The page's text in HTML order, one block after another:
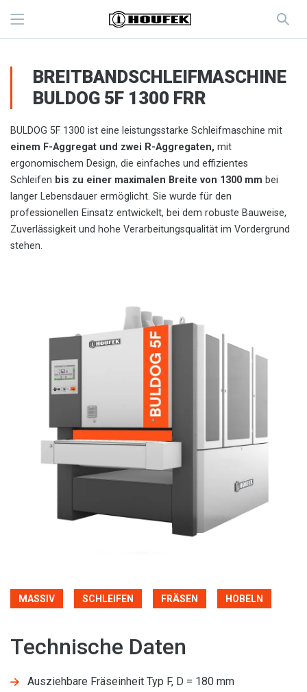
BREITBANDSCHLEIFMASCHINE
BULDOG 5F 1300 FRR
BULDOG 5F 1300 ist eine leistungsstarke Schleifmaschine mit
einem F-Aggregat und zwei R-Aggregaten, mit
ergonomischem Design, die einfaches und effizientes
Schleifen bis zu einer maximalen Breite von 1300 mm bei
langer Lebensdauer ermöglicht. Sie wurde für den
professionellen Einsatz entwickelt, bei dem robuste Bauweise,
Zuverlässigkeit und hohe Verarbeitungsqualität im Vordergrund
stehen.
MASSIV SCHLEIFEN FRÄSEN HOBELN
Technische Daten
Ausziehbare Fräseinheit Typ F, D = 180 mm